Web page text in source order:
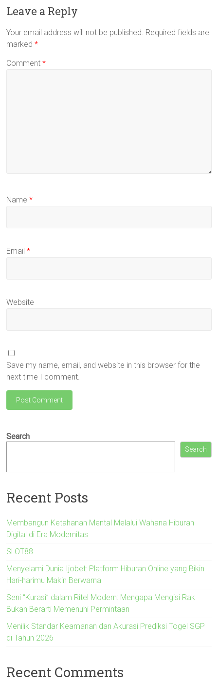
Leave a Reply
Your email address will not be published. Required fields are
marked*
Comment*
Name*
Email*
Website
Save my name, email, and website in this browser for the
next time I comment.
Search
Search
Recent Posts
Membangun Ketahanan Mental Melalui Wahana Hiburan
Digital di Era Modernitas
SLOT88
Menyelami Dunia Ijobet: Platform Hiburan Online yang Bikin
Hari-harimu Makin Berwarna
Seni “Kurasi” dalam Ritel Modern: Mengapa Mengisi Rak
Bukan Berarti Memenuhi Permintaan
Menilik Standar Keamanan dan Akurasi Prediksi Togel SGP
di Tahun 2026
Recent Comments